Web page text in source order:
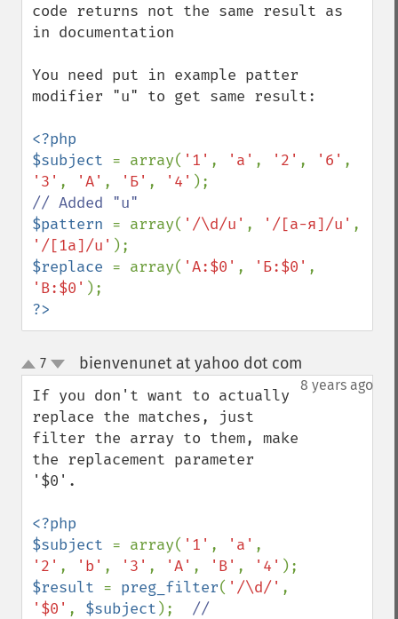
code returns not the same result as
in documentation
You need put in example patter
modifier "u" to get same result:
<?php
$subject = array( '1' , 'а' , '2' , 'б'
'3' , 'А' , 'Б' , '4'
$pattern = array( '/\d/u' , '/[а-я]/u'
'/[1а]/u'
$replace = array( 'А:$0' , 'Б:$0'
'В:$0'
?>
up
down
7 bienvenunet at yahoo dot com
8 years ago
If you don't want to actually
replace the matches, just
filter the array to them, make
the replacement parameter
'$0'.
<?php
$subject = array( '1' , 'a'
'2' , 'b' , '3' , 'A' , 'B' , '4'
$result = preg_filter( '/\d/'
'$0' , $subject ); //